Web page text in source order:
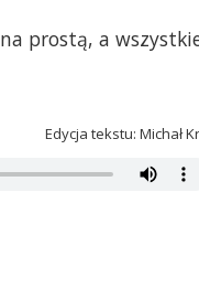
prostą, a
Edycja tekstu: Michał